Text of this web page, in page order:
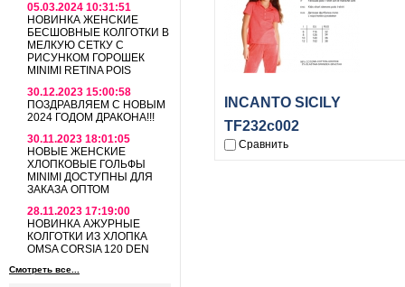
05.03.2024 10:31:51
НОВИНКА ЖЕНСКИЕ
БЕСШОВНЫЕ КОЛГОТКИ В
МЕЛКУЮ СЕТКУ С
РИСУНКОМ ГОРОШЕК
MINIMI RETINA POIS
30.12.2023 15:00:58
ПОЗДРАВЛЯЕМ С НОВЫМ
2024 ГОДОМ ДРАКОНА!!!
30.11.2023 18:01:05
НОВЫЕ ЖЕНСКИЕ
ХЛОПКОВЫЕ ГОЛЬФЫ
MINIMI ДОСТУПНЫ ДЛЯ
ЗАКАЗА ОПТОМ
28.11.2023 17:19:00
НОВИНКА АЖУРНЫЕ
КОЛГОТКИ ИЗ ХЛОПКА
OMSA CORSIA 120 DEN
Смотреть все...
INCANTO SICILY
TF232c002
Сравнить